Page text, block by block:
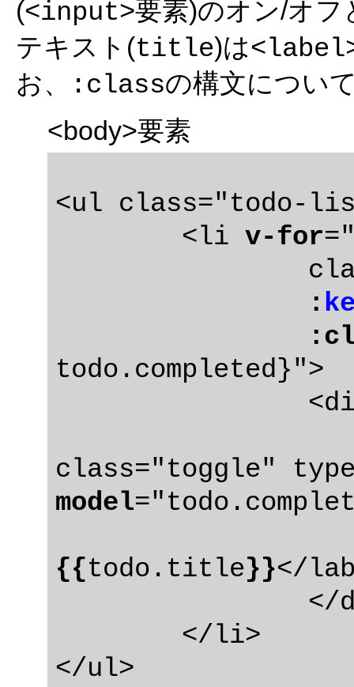
(<input>要素)のオン/オ
テキスト(title)は
お、
:classの構文につい
<body>要素
<ul class="todo-
	<li
v-for
:
todo.completed}">
class="toggle"
model
{{todo.title}}</